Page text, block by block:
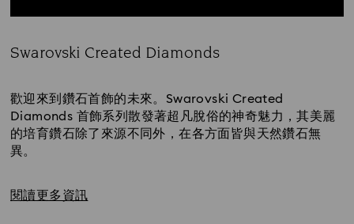
Swarovski Created Diamonds
歡迎來到鑽石首飾的未來。Swarovski Created
Diamonds 首飾系列散發著超凡脫俗的神奇魅力，其美麗
的培育鑽石除了來源不同外，在各方面皆與天然鑽石無
異。
閱讀更多資訊